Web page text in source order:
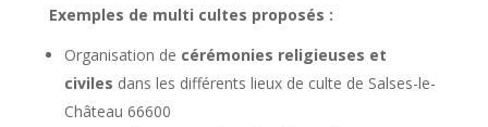
Exemples de multi cultes proposés :
Organisation de cérémonies religieuses et
civiles dans les différents lieux de culte de Salses-le-
Château 66600